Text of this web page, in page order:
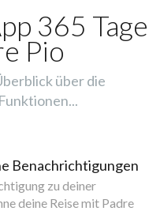
365 Tage
Pio
über die
Benachrichtigungen
zu deiner
deine Reise mit Padre